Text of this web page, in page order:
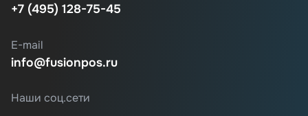
+7 (495) 128-75-45
E-mail
info@fusionpos.ru
Наши соц.сети